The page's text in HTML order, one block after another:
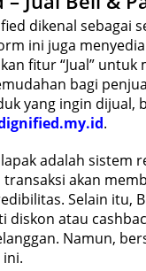
dikenal sebagai
ini juga
fitur “Jual”
bagi
yang ingin dijual,
.
adalah sistem
transaksi akan
Selain itu,
diskon atau
Namun,